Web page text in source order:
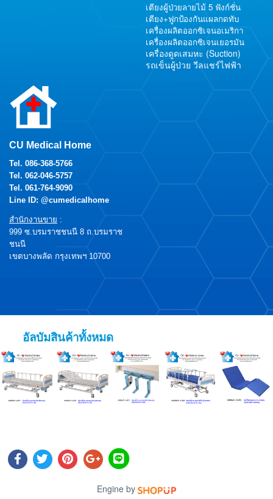
เตียงผู้ป่วยลายไม้ 5 ฟังก์ชั่น
เตียง+ฟูกป้องกันแผลกดทับ
เครื่องผลิตออกซิเจนอเมริกา
เครื่องผลิตออกซิเจนเยอรมัน
เครื่องดูดเสมหะ (Suction)
รถเข็นผู้ป่วย วีลแชร์ไฟฟ้า
CU Medical Home
Tel. 086-368-5766
Tel. 062-046-5757
Tel. 061-764-9090
Line ID: @cumedicalhome
สำนักงานขาย :
999 ซ.บรมราชชนนี 8 ถ.บรมราช
ชนนี
เขตบางพลัด กรุงเทพฯ 10700
อัลบัมสินค้าทั้งหมด
Engine by